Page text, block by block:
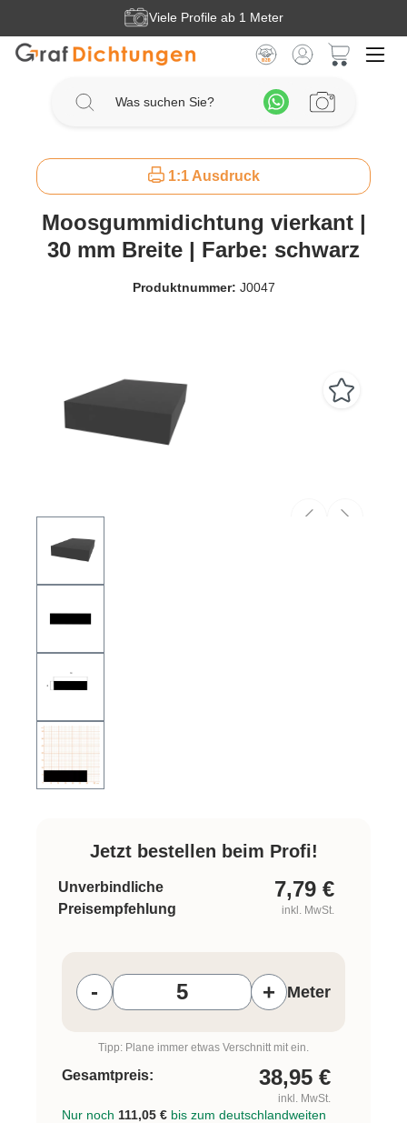
Zum Hauptinhalt springenViele Profile ab 1 Meter
1:1 Ausdruck
Moosgummidichtung vierkant |
30 mm Breite | Farbe: schwarz
Produktnummer: J0047
Jetzt bestellen beim Profi!
Unverbindliche
Preisempfehlung
7,79 €
inkl. MwSt.
- + Meter
Tipp: Plane immer etwas Verschnitt mit ein.
Gesamtpreis: 38,95 €
inkl. MwSt.
Nur noch 111,05 € bis zum deutschlandweiten